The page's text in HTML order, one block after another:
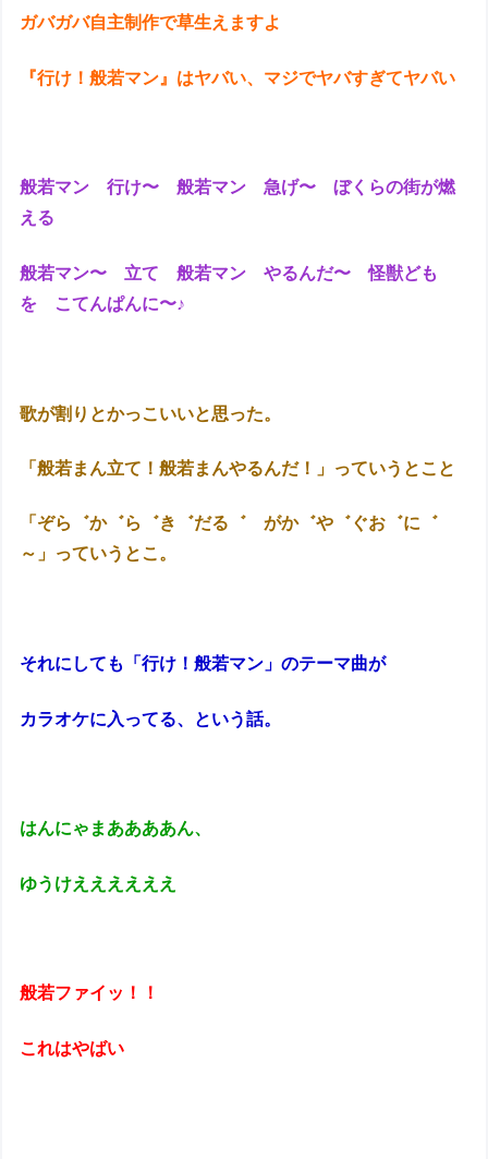
ガバガバ自主制作で草生えますよ
『行け！般若マン』はヤバい、マジでヤバすぎてヤバい
般若マン 行け〜 般若マン 急げ〜 ぼくらの街が燃
える
般若マン〜 立て 般若マン やるんだ〜 怪獣ども
を こてんぱんに〜♪
歌が割りとかっこいいと思った。
「般若まん立て！般若まんやるんだ！」っていうとこと
「ぞら゛か゛ら゛き゛だる゛ がか゛や゛ぐお゛に゛
～」っていうとこ。
それにしても「行け！般若マン」のテーマ曲が
カラオケに入ってる、という話。
はんにゃまああああん、
ゆうけええええええ
般若ファイッ！！
これはやばい